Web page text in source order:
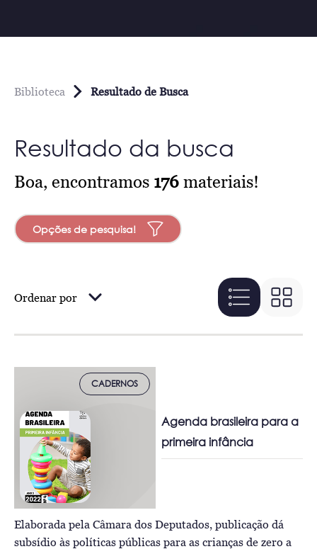
Biblioteca Resultado de Busca
Resultado da busca
Boa, encontramos 176 materiais!
Opções de pesquisa!
Ordenar por
CADERNOS
Agenda brasileira para a
primeira infância
Elaborada pela Câmara dos Deputados, publicação dá
subsídio às políticas públicas para as crianças de zero a